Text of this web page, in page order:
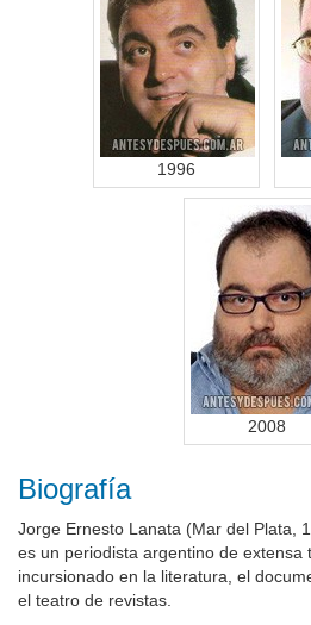
1996
2008
Biografía
Jorge Ernesto Lanata (Mar del Plata,
es un periodista argentino de extensa
incursionado en la literatura, el
el teatro de revistas.